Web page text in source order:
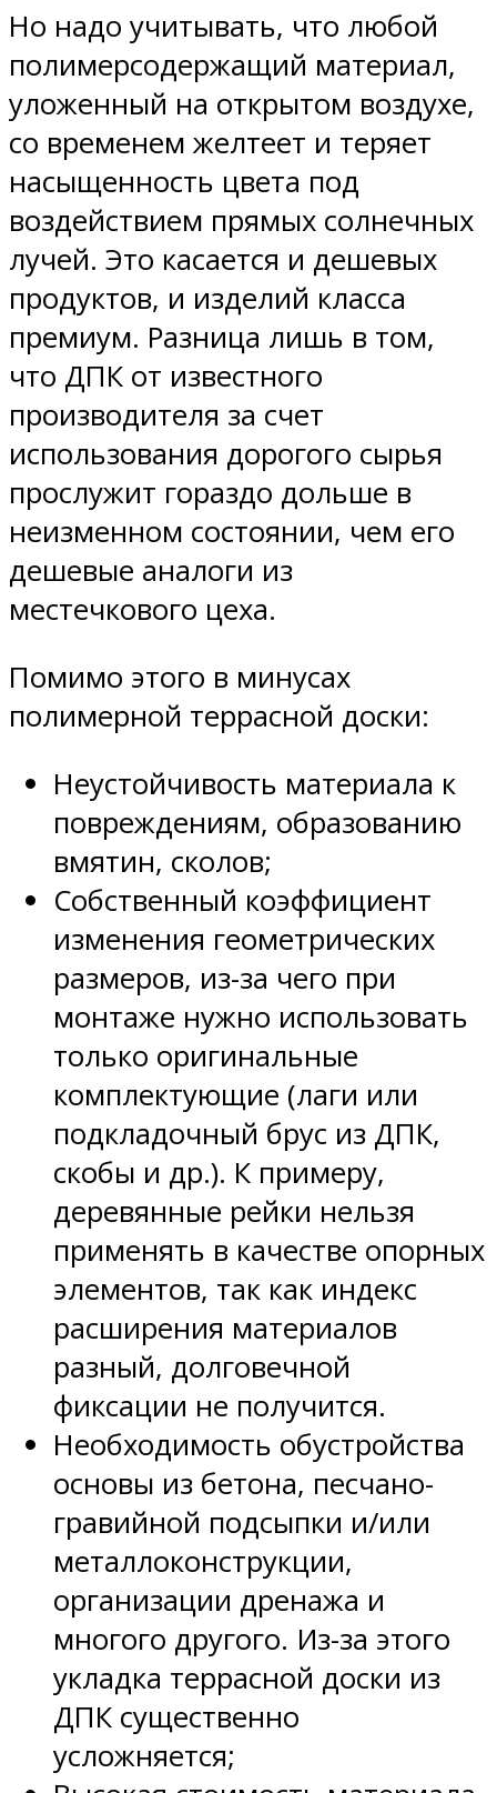
Но надо учитывать, что любой
полимерсодержащий материал,
уложенный на открытом воздухе,
со временем желтеет и теряет
насыщенность цвета под
воздействием прямых солнечных
лучей. Это касается и дешевых
продуктов, и изделий класса
премиум. Разница лишь в том,
что ДПК от известного
производителя за счет
использования дорогого сырья
прослужит гораздо дольше в
неизменном состоянии, чем его
дешевые аналоги из
местечкового цеха.
Помимо этого в минусах
полимерной террасной доски:
Неустойчивость материала к
повреждениям, образованию
вмятин, сколов;
Собственный коэффициент
изменения геометрических
размеров, из-за чего при
монтаже нужно использовать
только оригинальные
комплектующие (лаги или
подкладочный брус из ДПК,
скобы и др.). К примеру,
деревянные рейки нельзя
применять в качестве опорных
элементов, так как индекс
расширения материалов
разный, долговечной
фиксации не получится.
Необходимость обустройства
основы из бетона, песчано-
гравийной подсыпки и/или
металлоконструкции,
организации дренажа и
многого другого. Из-за этого
укладка террасной доски из
ДПК существенно
усложняется;